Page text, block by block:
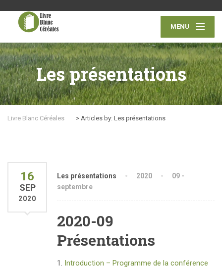
MENU
Les présentations
Livre Blanc Céréales > Articles by: Les présentations
16
SEP
2020
Les présentations 2020
09 -
septembre
2020-09
Présentations
1. Introduction – Programme de la conférence